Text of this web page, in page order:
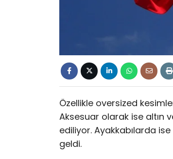
Özellikle oversized
Aksesuar olarak ise altın
ediliyor. Ayakkabılarda
geldi.